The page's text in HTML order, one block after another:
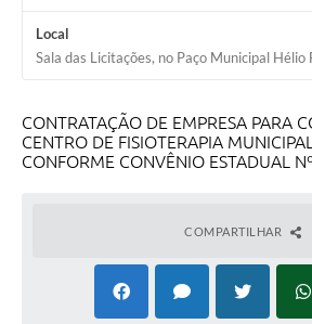
Local
Sala das Licitações, no Paço Municipal Hélio
CONTRATAÇÃO DE EMPRESA PARA
CENTRO DE FISIOTERAPIA
CONFORME CONVÊNIO ESTADUAL
COMPARTILHAR